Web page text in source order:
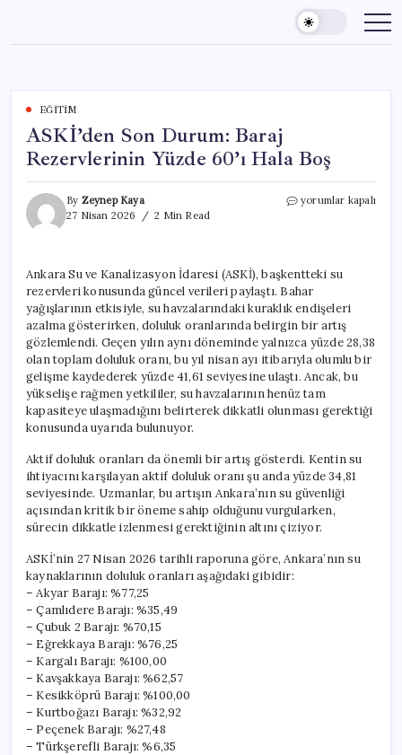
content
EĞITIM
ASKİ’den Son Durum: Baraj
Rezervlerinin Yüzde 60’ı Hala Boş
By Zeynep Kaya
27 Nisan 2026
2 Min Read
ASKİ’den
Yüzde
60’ı
Hala
Boş
yorumlar kapalı
Ankara Su ve Kanalizasyon İdaresi (ASKİ), başkentteki su
rezervleri konusunda güncel verileri paylaştı. Bahar
yağışlarının etkisiyle, su havzalarındaki kuraklık endişeleri
azalma gösterirken, doluluk oranlarında belirgin bir artış
gözlemlendi. Geçen yılın aynı döneminde yalnızca yüzde 28,38
olan toplam doluluk oranı, bu yıl nisan ayı itibarıyla olumlu bir
gelişme kaydederek yüzde 41,61 seviyesine ulaştı. Ancak, bu
yükselişe rağmen yetkililer, su havzalarının henüz tam
kapasiteye ulaşmadığını belirterek dikkatli olunması gerektiği
konusunda uyarıda bulunuyor.
Aktif doluluk oranları da önemli bir artış gösterdi. Kentin su
ihtiyacını karşılayan aktif doluluk oranı şu anda yüzde 34,81
seviyesinde. Uzmanlar, bu artışın Ankara’nın su güvenliği
açısından kritik bir öneme sahip olduğunu vurgularken,
sürecin dikkatle izlenmesi gerektiğinin altını çiziyor.
ASKİ’nin 27 Nisan 2026 tarihli raporuna göre, Ankara’nın su
kaynaklarının doluluk oranları aşağıdaki gibidir:
– Akyar Barajı: %77,25
– Çamlıdere Barajı: %35,49
– Çubuk 2 Barajı: %70,15
– Eğrekkaya Barajı: %76,25
– Kargalı Barajı: %100,00
– Kavşakkaya Barajı: %62,57
– Kesikköprü Barajı: %100,00
– Kurtboğazı Barajı: %32,92
– Peçenek Barajı: %27,48
– Türkşerefli Barajı: %6,35